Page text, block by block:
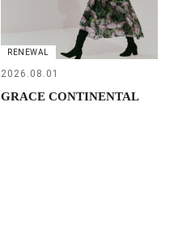
RENEWAL
2026.08.01
GRACE CONTINENTAL